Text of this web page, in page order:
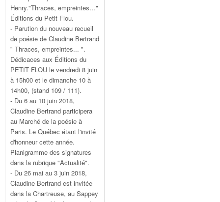
Henry."Thraces, empreintes…"
Éditions du Petit Flou.
- Parution du nouveau recueil
de poésie de Claudine Bertrand
" Thraces, empreintes... ".
Dédicaces aux Éditions du
PETIT FLOU le vendredi 8 juin
à 15h00 et le dimanche 10 à
14h00, (stand 109 / 111).
- Du 6 au 10 juin 2018,
Claudine Bertrand participera
au Marché de la poésie à
Paris. Le Québec étant l'invité
d'honneur cette année.
Planigramme des signatures
dans la rubrique "Actualité".
- Du 26 mai au 3 juin 2018,
Claudine Bertrand est invitée
dans la Chartreuse, au Sappey